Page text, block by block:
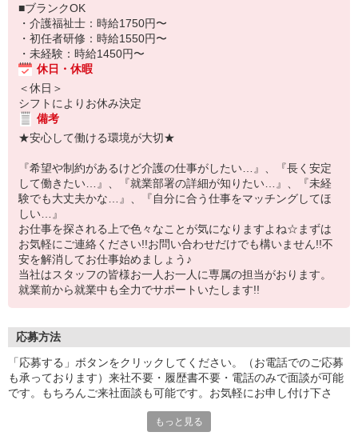
■ブランクOK
・介護福祉士：時給1750円〜
・初任者研修：時給1550円〜
・未経験：時給1450円〜
休日・休暇
＜休日＞
シフトによりお休み決定
備考
★安心して働ける環境が大切★
『希望や制約があるけど介護の仕事がしたい…』、『長く安定
して働きたい…』、『就業部署の詳細が知りたい…』、『未経
験でも大丈夫かな…』、『自分に合う仕事をマッチングしてほ
しい…』
お仕事を探される上で色々なことが気になりますよね☆まずは
お気軽にご連絡ください!!お問い合わせだけでも構いません!!不
安を解消してお仕事始めましょう♪
当社はスタッフの皆様お一人お一人に専属の担当がおります。
就業前から就業中も全力でサポートいたします!!
応募方法
「応募する」ボタンをクリックしてください。（お電話でのご応募
も承っております）来社不要・履歴書不要・電話のみで面談が可能
です。もちろんご来社面談も可能です。お気軽にお申し付け下さ
もっと見る